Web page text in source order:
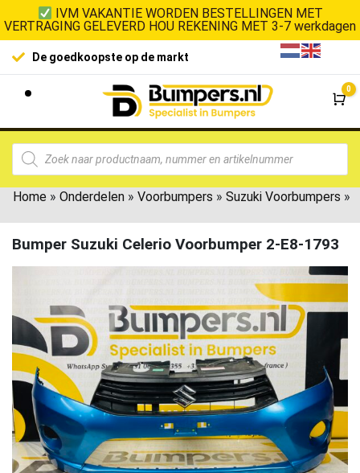
IVM VAKANTIE WORDEN BESTELLINGEN MET
VERTRAGING GELEVERD HOU REKENING MET 3-7 werkdagen
De goedkoopste op de markt
0
Home » Onderdelen » Voorbumpers » Suzuki Voorbumpers »
Bumper Suzuki Celerio Voorbumper 2-E8-1793